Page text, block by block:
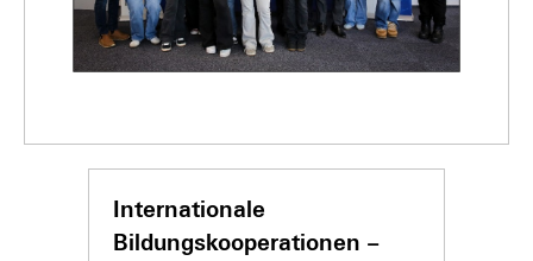
Internationale
Bildungskooperationen –